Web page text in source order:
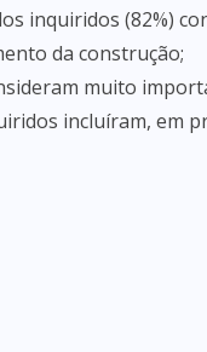
inquiridos (82%)
da construção;
muito
incluíram, em